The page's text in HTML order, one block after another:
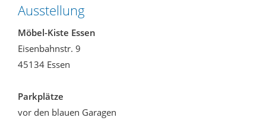
Ausstellung
Möbel-Kiste Essen
Eisenbahnstr. 9
45134 Essen
Parkplätze
vor den blauen Garagen